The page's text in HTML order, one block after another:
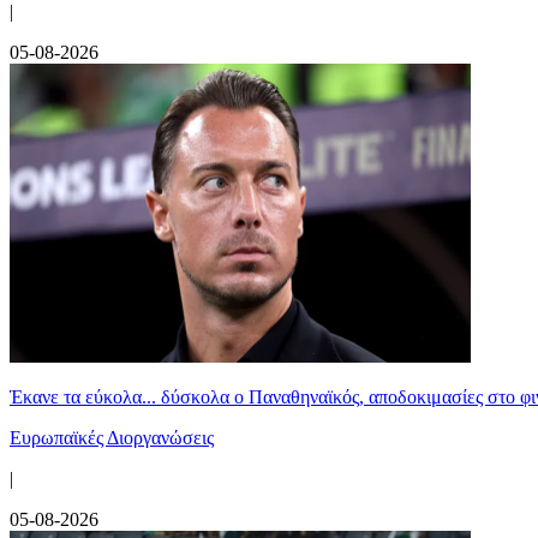
|
05-08-2026
Έκανε τα εύκολα... δύσκολα ο Παναθηναϊκός, αποδοκιμασίες στο
Ευρωπαϊκές Διοργανώσεις
|
05-08-2026